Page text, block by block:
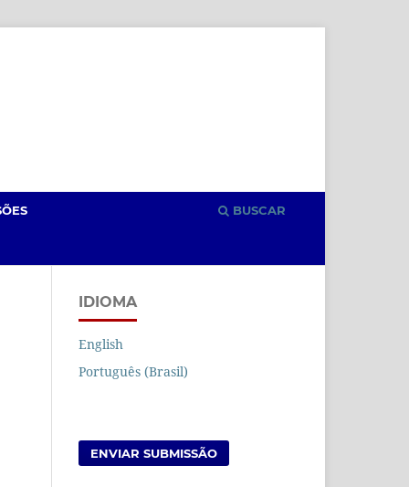
BUSCAR
IDIOMA
English
Português (Brasil)
ENVIAR SUBMISSÃO